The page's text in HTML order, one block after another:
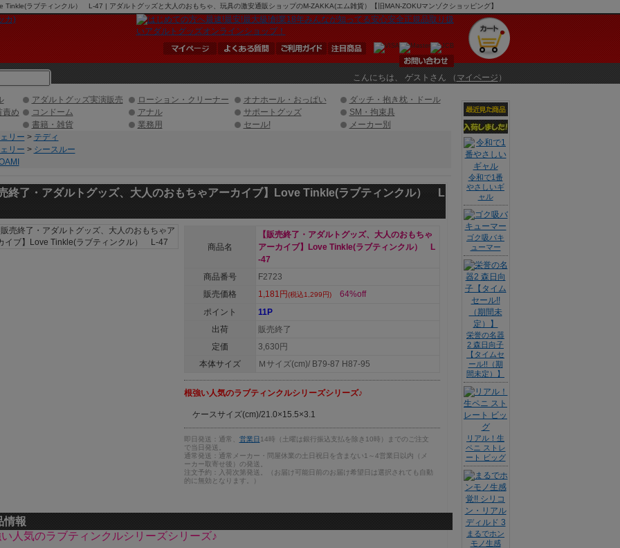
ラブティンクル） L-47 | アダルトグッズと大人のおもちゃ、玩具の激安通販ショップのM-ZAKKA(エム雑貨）【旧MAN-ZOKUマンゾクショッピング】
こんにちは、 ゲストさん （ マイページ ）
アダルトグッズ実演販売 ローション・クリーナー オナホール・おっぱい
ダッチ・抱き枕・ドール
責め
コンドーム アナル サポートグッズ
SM・拘束具
書籍・雑貨
業務用 セール!
メーカー別
リー > テディ
リー > シースルー
終了・アダルトグッズ、大人のおもちゃアーカイブ】Love Tinkle(ラブティンクル） L
商品名
【販売終了・アダルトグッズ、大人のおもちゃ
アーカイブ】Love Tinkle(ラブティンクル） L
-47
商品番号
F2723
販売価格
1,181円(税込1,299円)
64%off
ポイント
11P
出荷
販売終了
定価
3,630円
本体サイズ
Ｍサイズ(cm)/ B79-87 H87-95
根強い人気のラブティンクルシリーズシリーズ♪
ケースサイズ(cm)/21.0×15.5×3.1
即日発送：通常、 営業日 14時（土曜は銀行振込支払を除き10時）までのご注文
で当日発送。
通常発送：通常メーカー・問屋休業の土日祝日を含まない1～4営業日以内（メ
ーカー取寄せ後）の発送。
注文予約：入荷次第発送。（お届け可能日前のお届け希望日は選択されても自動
的に無効となります。）
情報
人気のラブティンクルシリーズシリーズ♪
令和で1番
やさしいギ
ャル
ゴク吸バキ
ューマー
栄誉の名器
2 森日向子
【タイムセ
ール!!（期
間未定）】
リアル！生
ペニ ストレ
ート ビッグ
まるでホン
モノ生感